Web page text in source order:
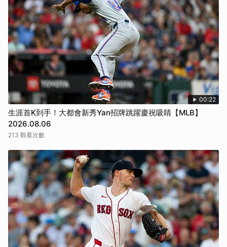
00:22
生涯首K到手！大都會新秀Yan招牌跳躍慶祝吸睛【MLB】
2026.08.06
213 觀看次數